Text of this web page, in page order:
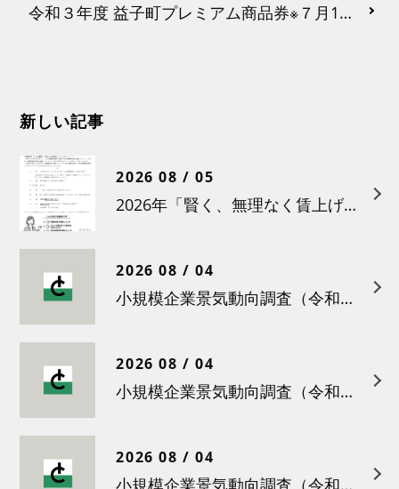
令和３年度 益子町プレミアム商品券※７月18日追記あり
新しい記事
2026 08 / 05
2026年「賢く、無理なく賃上げを！小さな職場のための労務管理セミナー」の開催について
2026 08 / 04
小規模企業景気動向調査（令和８年６月）結果について
2026 08 / 04
小規模企業景気動向調査（令和８年５月）結果について
2026 08 / 04
小規模企業景気動向調査（令和８年４月）結果について